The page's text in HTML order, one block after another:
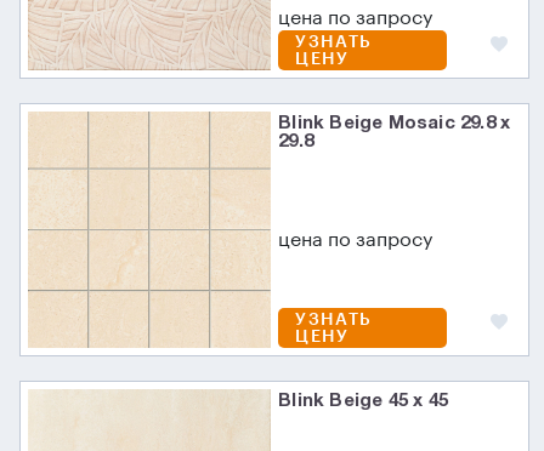
цена по запросу
УЗНАТЬ
ЦЕНУ
Blink Beige Mosaic 29.8 x
29.8
цена по запросу
УЗНАТЬ
ЦЕНУ
Blink Beige 45 x 45